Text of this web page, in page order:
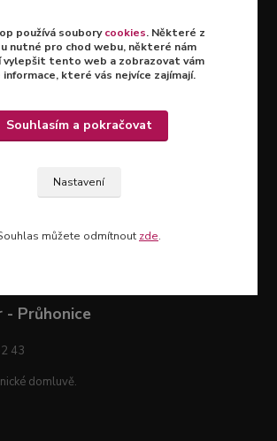
- Průhonice
43
domluvě.
používá souborycookies. Některé z
nutné pro chod webu, některé nám
vylepšit tento web a zobrazovat vám
které vás nejvíce zajímají.
Nastavení
Souhlasím a pokračovat
můžete odmítnout zde.